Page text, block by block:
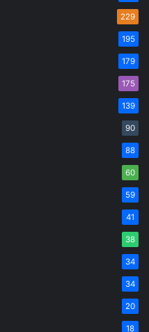
229
195
179
175
139
90
88
60
59
41
38
34
34
20
18